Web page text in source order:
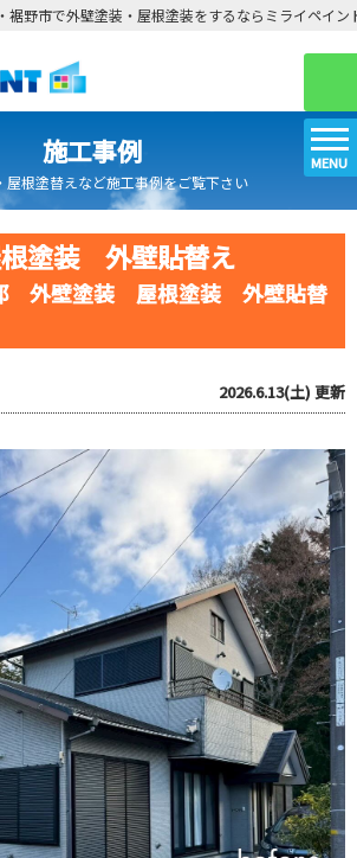
裾野市で外壁塗装・屋根塗装をするならミライペイン
MENU
施工事例
屋根塗替えなど施工事例をご覧下さい
塗装 外壁貼替え
外壁塗装 屋根塗装 外壁貼替
2026.6.13(土) 更新